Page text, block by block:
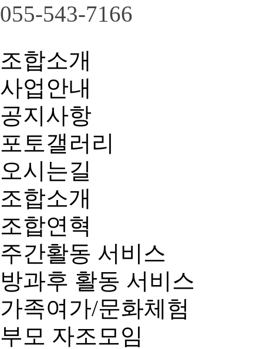
055-543-7166
조합소개
사업안내
공지사항
포토갤러리
오시는길
조합소개
조합연혁
주간활동 서비스
방과후 활동 서비스
가족여가/문화체험
부모 자조모임